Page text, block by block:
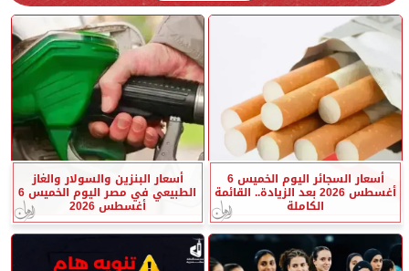
أسعار السجائر اليوم الخميس 6
أغسطس 2026 بعد الزيادة.. القائمة
الكاملة
أسعار البنزين والسولار والغاز
الطبيعي في مصر اليوم الخميس 6
أغسطس 2026